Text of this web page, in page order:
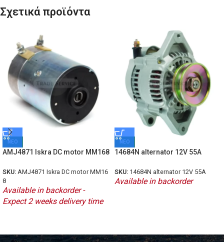
Σχετικά προϊόντα
ΝΕΟ
AMJ4871 Iskra DC motor MM168
SKU: AMJ4871 Iskra DC motor MM16
8
Available in backorder -
Expect 2 weeks delivery time
ΝΕΟ
14684N alternator 12V 55A
SKU: 14684N alternator 12V 55A
Available in backorder